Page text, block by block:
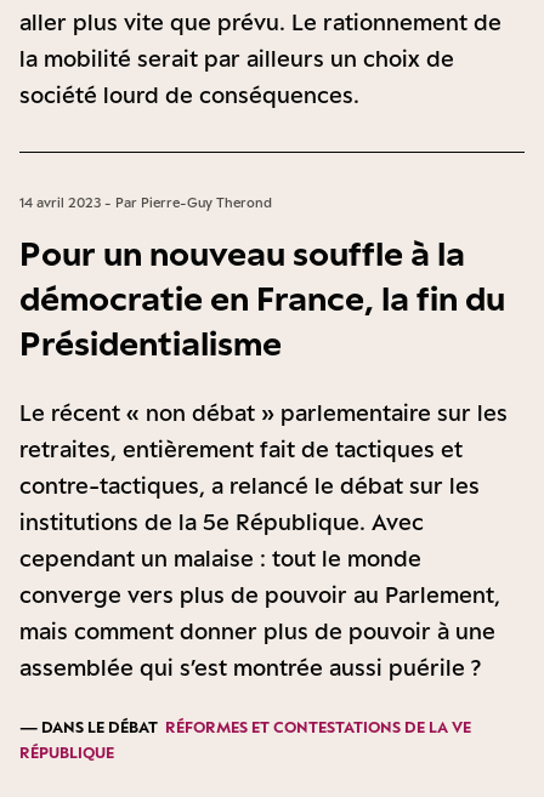
aller plus vite que prévu. Le rationnement de
la mobilité serait par ailleurs un choix de
société lourd de conséquences.
14 avril 2023 - Par Pierre-Guy Therond
Pour un nouveau souffle à la
démocratie en France, la fin du
Présidentialisme
Le récent « non débat » parlementaire sur les
retraites, entièrement fait de tactiques et
contre-tactiques, a relancé le débat sur les
institutions de la 5e République. Avec
cependant un malaise : tout le monde
converge vers plus de pouvoir au Parlement,
mais comment donner plus de pouvoir à une
assemblée qui s’est montrée aussi puérile ?
— DANS LE DÉBAT RÉFORMES ET CONTESTATIONS DE LA VE
RÉPUBLIQUE